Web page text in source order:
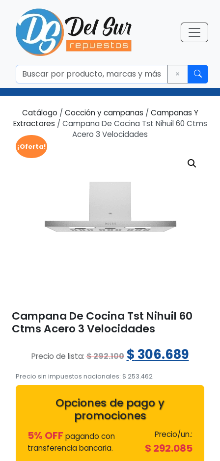
¡Oferta!
Catálogo / Cocción y campanas / Campanas Y
Extractores / Campana De Cocina Tst Nihuil 60 Ctms
Acero 3 Velocidades
Campana De Cocina Tst Nihuil 60
Ctms Acero 3 Velocidades
Precio de lista:$292.100 El
precio
original
era:
$ 292.100.
$ 306.689El
$
Precio sin impuestos nacionales: $ 253.462
Opciones de pago y
promociones
5% OFF pagando con
transferencia bancaria.
Precio/un.:
$ 292.085